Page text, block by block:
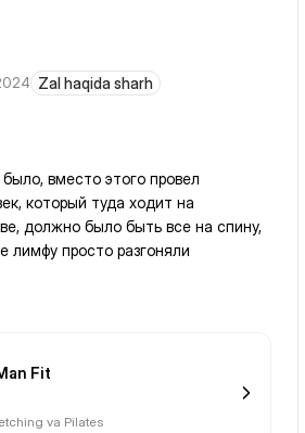
Zal haqida sharh
вместо этого провел
который туда ходит на
должно было быть все на спину,
лимфу просто разгоняли
Fit
va Pilates